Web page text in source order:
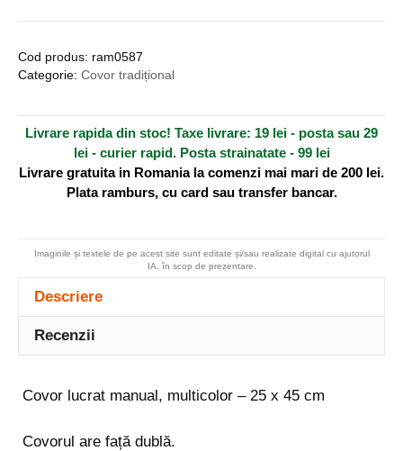
lucrat
multicolor
25
x
45
cm
e
n
t
e
Cod produs: ram0587
Categorie: Covor tradițional
Livrare rapida din stoc! Taxe livrare: 19 lei - posta sau 29
lei - curier rapid. Posta strainatate - 99 lei
Livrare gratuita in Romania la comenzi mai mari de 200 lei.
Plata ramburs, cu card sau transfer bancar.
Imaginile și textele de pe acest site sunt editate și/sau realizate digital cu ajutorul
IA, în scop de prezentare.
Descriere
Recenzii
Covor lucrat manual, multicolor – 25 x 45 cm
Covorul are față dublă.